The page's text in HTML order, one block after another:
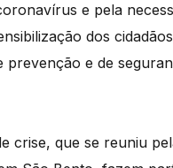
e pela
dos
prevenção e de
crise, que se reuniu